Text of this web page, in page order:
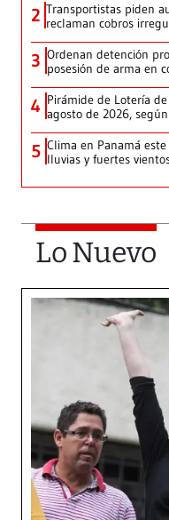
2 Transportistas piden
reclaman cobros
3 Ordenan detención
posesión de arma en
4 Pirámide de Lotería
agosto de 2026,
5 Clima en Panamá
lluvias y fuertes
Lo Nuevo